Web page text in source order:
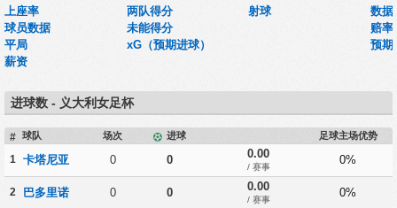
上座率
球员数据
平局
薪资
两队得分
未能得分
xG（预期进球）
射球
数据
赔率
预期
进球数 - 义大利女足杯
# 球队 场次 进球 足球主场优势
1 卡塔尼亚 0 0 0.00
/ 赛事
0%
2 巴多里诺 0 0 0.00
/ 赛事
0%